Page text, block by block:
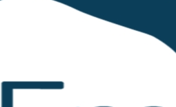
der L.I.D.A. durchführen.
der Streunerkatzen
das Tierleid erheblich
der L.I.D.A., wenn sie Hilfe